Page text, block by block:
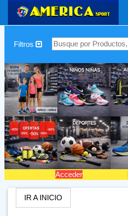
Filtros
Acceder
IR A INICIO